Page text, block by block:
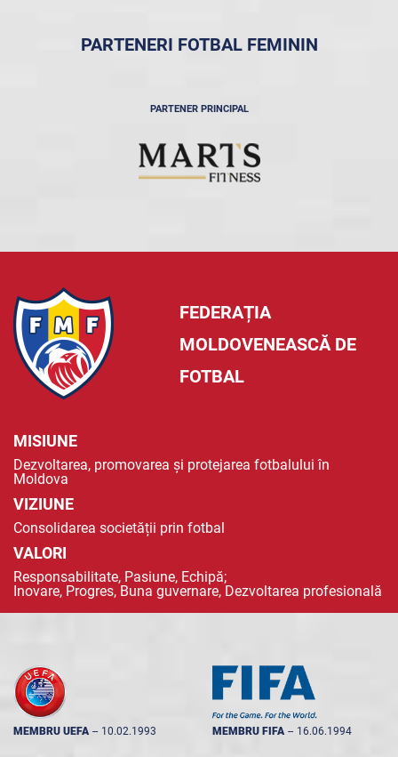
PARTENERI FOTBAL FEMININ
PARTENER PRINCIPAL
FEDERAȚIA
MOLDOVENEASCĂ DE
FOTBAL
MISIUNE
Dezvoltarea, promovarea și protejarea fotbalului în
Moldova
VIZIUNE
Consolidarea societății prin fotbal
VALORI
Responsabilitate, Pasiune, Echipă;
Inovare, Progres, Buna guvernare, Dezvoltarea profesională
MEMBRU UEFA -- 10.02.1993 MEMBRU FIFA -- 16.06.1994